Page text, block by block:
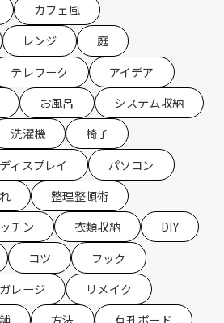
カフェ風
レンジ
庭
テレワーク
アイデア
お風呂
システム収納
洗濯機
椅子
ディスプレイ
パソコン
整理整頓術
チン 衣類収納
DIY
コツ
フック
ガレージ
リメイク
方法
有孔ボード